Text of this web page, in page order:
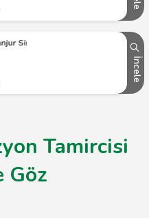
Didim
İncele
Tamircisi
Göz